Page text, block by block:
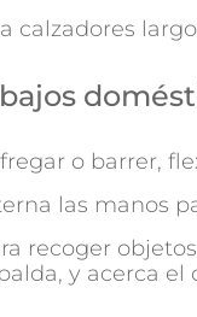
calzadores
o barrer,
las manos
recoger
y acerca